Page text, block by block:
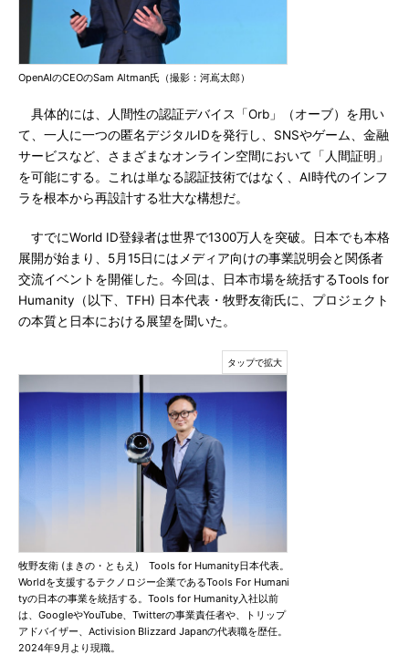
OpenAIのCEOのSam Altman氏（撮影：河嶌太郎）
具体的には、人間性の認証デバイス「Orb」（オーブ）を用い
て、一人に一つの匿名デジタルIDを発行し、SNSやゲーム、金融
サービスなど、さまざまなオンライン空間において「人間証明」
を可能にする。これは単なる認証技術ではなく、AI時代のインフ
ラを根本から再設計する壮大な構想だ。
すでにWorld ID登録者は世界で1300万人を突破。日本でも本格
展開が始まり、5月15日にはメディア向けの事業説明会と関係者
交流イベントを開催した。今回は、日本市場を統括するTools for
Humanity（以下、TFH) 日本代表・牧野友衛氏に、プロジェクト
の本質と日本における展望を聞いた。
牧野友衛 (まきの・ともえ) Tools for Humanity日本代表。
Worldを支援するテクノロジー企業であるTools For Humani
tyの日本の事業を統括する。Tools for Humanity入社以前
は、GoogleやYouTube、Twitterの事業責任者や、トリップ
アドバイザー、Activision Blizzard Japanの代表職を歴任。
2024年9月より現職。